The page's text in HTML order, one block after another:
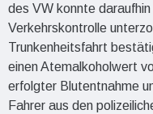
des VW konnte
Verkehrskontrolle
Trunkenheitsfahrt
einen Atemalkoholwert
erfolgter Blutentnahme
Fahrer aus den